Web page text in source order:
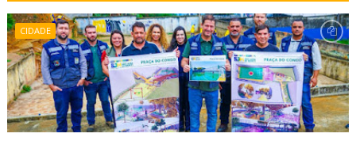
CIDADE